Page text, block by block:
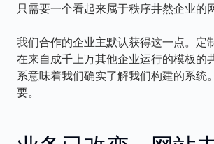
只需要一个看起来属于秩序井然企业的
我们合作的企业主默认获得这一点。定
在来自成千上万其他企业运行的模板的
系意味着我们确实了解我们构建的系统
要。